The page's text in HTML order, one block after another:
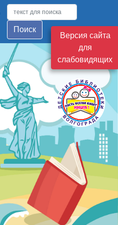
Версия сайта
для
слабовидящих
Поиск